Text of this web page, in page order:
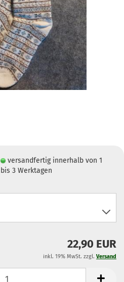
versandfertig innerhalb von 1
bis 3 Werktagen
22,90 EUR
inkl. 19% MwSt. zzgl. Versand